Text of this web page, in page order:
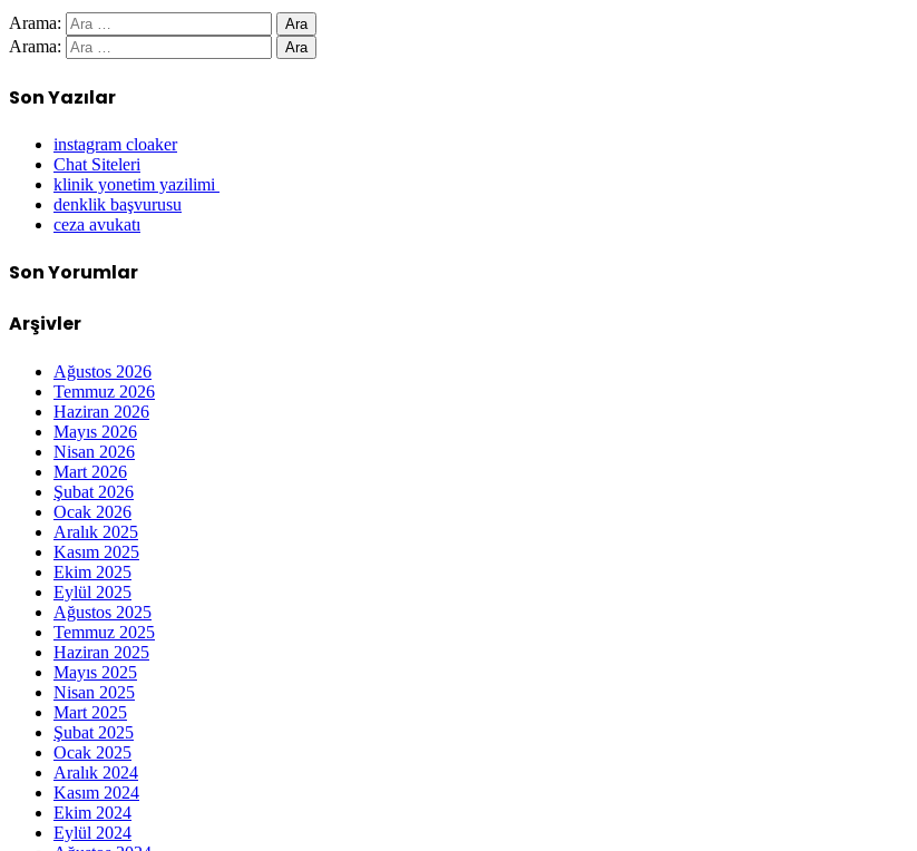
Arama:
Arama:
Son Yazılar
instagram cloaker
Chat Siteleri
klinik yonetim yazilimi
denklik başvurusu
ceza avukatı
Son Yorumlar
Arşivler
Ağustos 2026
Temmuz 2026
Haziran 2026
Mayıs 2026
Nisan 2026
Mart 2026
Şubat 2026
Ocak 2026
Aralık 2025
Kasım 2025
Ekim 2025
Eylül 2025
Ağustos 2025
Temmuz 2025
Haziran 2025
Mayıs 2025
Nisan 2025
Mart 2025
Şubat 2025
Ocak 2025
Aralık 2024
Kasım 2024
Ekim 2024
Eylül 2024